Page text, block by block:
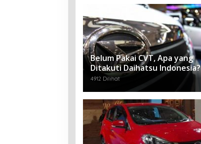
Belum Pakai CVT, Apa yang
Ditakuti Daihatsu Indonesia?
4912 Dilihat